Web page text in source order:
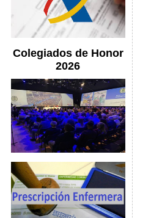
Colegiados de Honor
2026